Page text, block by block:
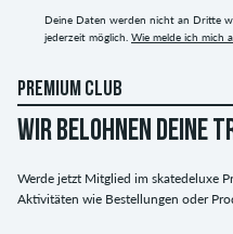
Deine Daten werden nicht an Dritte
jederzeit möglich. Wie melde ich mich
PREMIUM CLUB
WIR BELOHNEN DEINE
Werde jetzt Mitglied im skatedeluxe
Aktivitäten wie Bestellungen oder